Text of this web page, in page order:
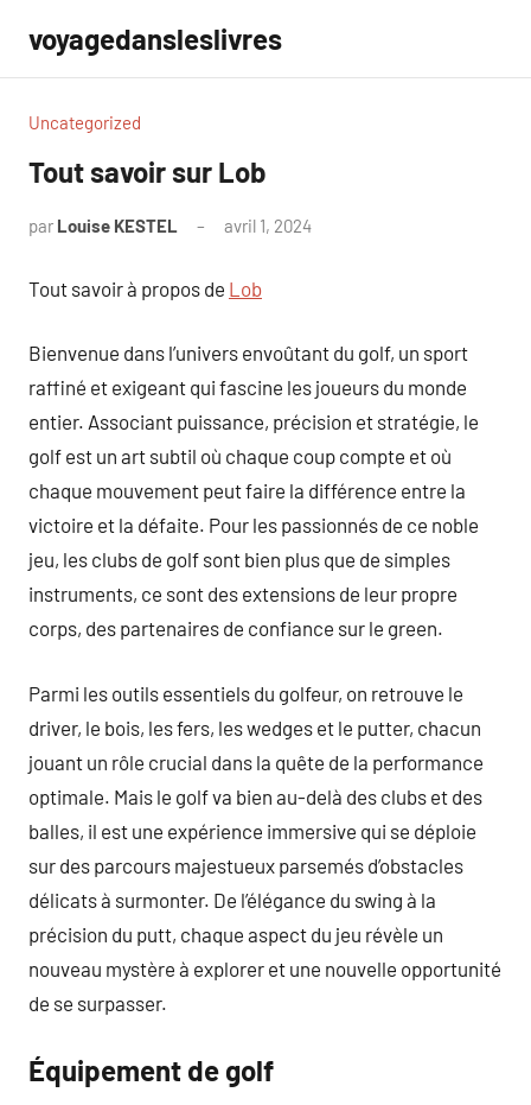
contenu
voyagedansleslivres
Uncategorized
Tout savoir sur Lob
par Louise KESTEL avril 1, 2024
Tout savoir à propos de Lob
Bienvenue dans l’univers envoûtant du golf, un sport
raffiné et exigeant qui fascine les joueurs du monde
entier. Associant puissance, précision et stratégie, le
golf est un art subtil où chaque coup compte et où
chaque mouvement peut faire la différence entre la
victoire et la défaite. Pour les passionnés de ce noble
jeu, les clubs de golf sont bien plus que de simples
instruments, ce sont des extensions de leur propre
corps, des partenaires de confiance sur le green.
Parmi les outils essentiels du golfeur, on retrouve le
driver, le bois, les fers, les wedges et le putter, chacun
jouant un rôle crucial dans la quête de la performance
optimale. Mais le golf va bien au-delà des clubs et des
balles, il est une expérience immersive qui se déploie
sur des parcours majestueux parsemés d’obstacles
délicats à surmonter. De l’élégance du swing à la
précision du putt, chaque aspect du jeu révèle un
nouveau mystère à explorer et une nouvelle opportunité
de se surpasser.
Équipement de golf